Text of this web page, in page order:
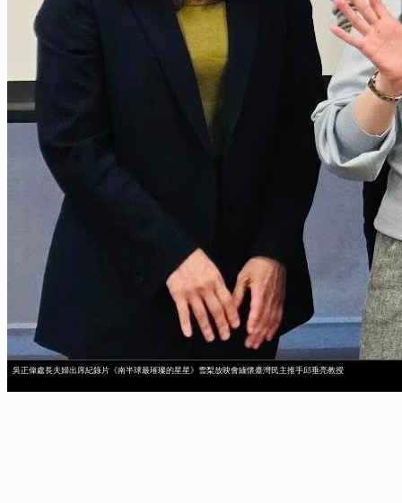
吳正偉處長夫婦出席紀錄片《南半球最璀璨的星星》雪梨放映會緬懷臺灣民主推手邱垂亮教授